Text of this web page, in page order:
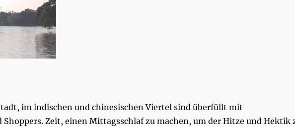
im indischen und chinesischen Viertel sind überfüllt mit
Shoppers. Zeit, einen Mittagsschlaf zu machen, um der Hitze und Hektik